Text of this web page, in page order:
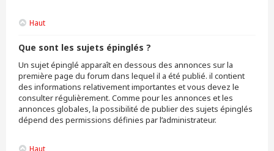
Haut
Que sont les sujets épinglés ?
Un sujet épinglé apparaît en dessous des annonces sur la
première page du forum dans lequel il a été publié. il contient
des informations relativement importantes et vous devez le
consulter régulièrement. Comme pour les annonces et les
annonces globales, la possibilité de publier des sujets épinglés
dépend des permissions définies par l’administrateur.
Haut